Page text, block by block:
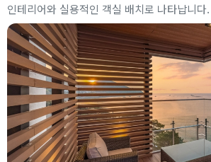
인테리어와 실용적인 객실 배치로 나타납니다.